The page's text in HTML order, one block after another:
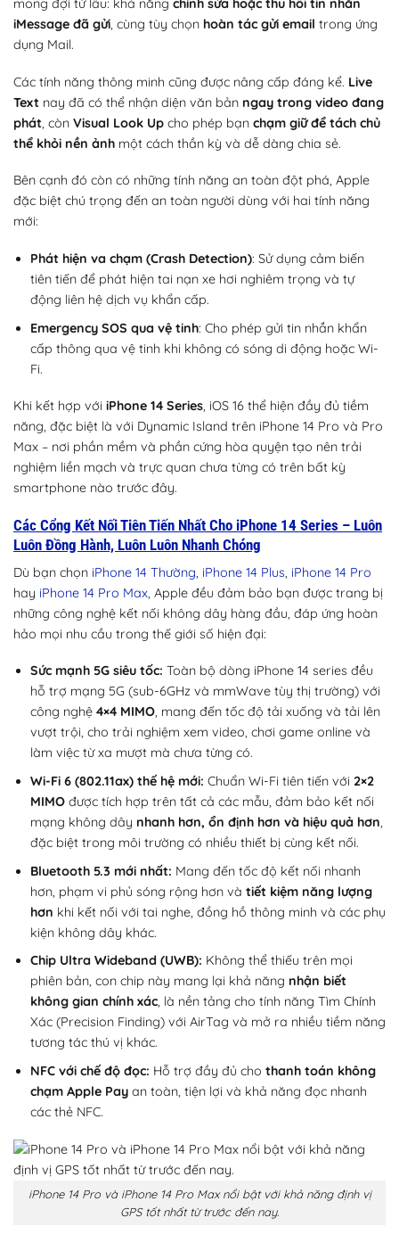
mong đợi từ lâu: khả năng chỉnh sửa hoặc thu hồi tin nhắn
iMessage đã gửi, cùng tùy chọn hoàn tác gửi email trong ứng
dụng Mail.
Các tính năng thông minh cũng được nâng cấp đáng kể. Live
Text nay đã có thể nhận diện văn bản ngay trong video đang
phát , còn Visual Look Up cho phép bạn chạm giữ để tách chủ
thể khỏi nền ảnh một cách thần kỳ và dễ dàng chia sẻ.
Bên cạnh đó còn có những tính năng an toàn đột phá, Apple
đặc biệt chú trọng đến an toàn người dùng với hai tính năng
mới:
Phát hiện va chạm (Crash Detection): Sử dụng cảm biến
tiên tiến để phát hiện tai nạn xe hơi nghiêm trọng và tự
động liên hệ dịch vụ khẩn cấp.
Emergency SOS qua vệ tinh: Cho phép gửi tin nhắn khẩn
cấp thông qua vệ tinh khi không có sóng di động hoặc Wi-
Fi.
Khi kết hợp với iPhone 14 Series, iOS 16 thể hiện đầy đủ tiềm
năng, đặc biệt là với Dynamic Island trên iPhone 14 Pro và Pro
Max – nơi phần mềm và phần cứng hòa quyện tạo nên trải
nghiệm liền mạch và trực quan chưa từng có trên bất kỳ
smartphone nào trước đây.
Các Cổng Kết Nối Tiên Tiến Nhất Cho iPhone 14 Series – Luôn
Luôn Đồng Hành, Luôn Luôn Nhanh Chóng
Dù bạn chọn iPhone 14 Thường, iPhone 14 Plus, iPhone 14 Pro
hay iPhone 14 Pro Max, Apple đều đảm bảo bạn được trang bị
những công nghệ kết nối không dây hàng đầu, đáp ứng hoàn
hảo mọi nhu cầu trong thế giới số hiện đại:
Sức mạnh 5G siêu tốc: Toàn bộ dòng iPhone 14 series đều
hỗ trợ mạng 5G (sub-6GHz và mmWave tùy thị trường) với
công nghệ 4×4 MIMO, mang đến tốc độ tải xuống và tải lên
vượt trội, cho trải nghiệm xem video, chơi game online và
làm việc từ xa mượt mà chưa từng có.
Wi-Fi 6 (802.11ax) thế hệ mới: Chuẩn Wi-Fi tiên tiến với 2×2
MIMOđược tích hợp trên tất cả các mẫu, đảm bảo kết nối
mạng không dây nhanh hơn, ổn định hơn và hiệu quả hơn,
đặc biệt trong môi trường có nhiều thiết bị cùng kết nối.
Bluetooth 5.3 mới nhất: Mang đến tốc độ kết nối nhanh
hơn, phạm vi phủ sóng rộng hơn và tiết kiệm năng lượng
hơn khi kết nối với tai nghe, đồng hồ thông minh và các phụ
kiện không dây khác.
Chip Ultra Wideband (UWB): Không thể thiếu trên mọi
phiên bản, con chip này mang lại khả năng nhận biết
không gian chính xác, là nền tảng cho tính năng Tìm Chính
Xác (Precision Finding) với AirTag và mở ra nhiều tiềm năng
tương tác thú vị khác.
NFC với chế độ đọc: Hỗ trợ đầy đủ cho thanh toán không
chạm Apple Payan toàn, tiện lợi và khả năng đọc nhanh
các thẻ NFC.
iPhone 14 Pro và iPhone 14 Pro Max nổi bật với khả năng định vị
GPS tốt nhất từ trước đến nay.